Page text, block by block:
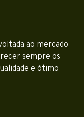
ao mercado
sempre os
e ótimo